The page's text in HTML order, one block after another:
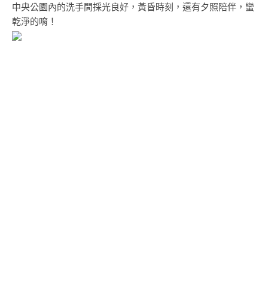
中央公園內的洗手間採光良好，黃昏時刻，還有夕照陪伴，蠻
乾淨的唷！